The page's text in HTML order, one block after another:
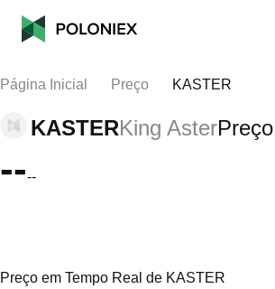
Página Inicial Preço KASTER
KASTERKing AsterPreço
----
Preço em Tempo Real de KASTER